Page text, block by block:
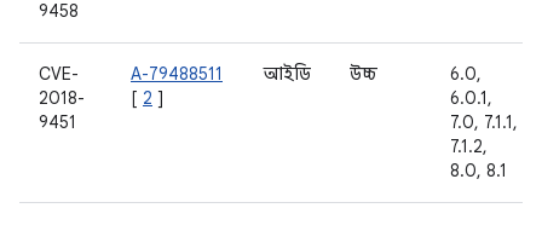
9458
CVE-
2018-
9451
A-79488511
[ 2 ]
আইডি উচ্চ
6.0,
6.0.1,
7.0, 7.1.1,
7.1.2,
8.0, 8.1